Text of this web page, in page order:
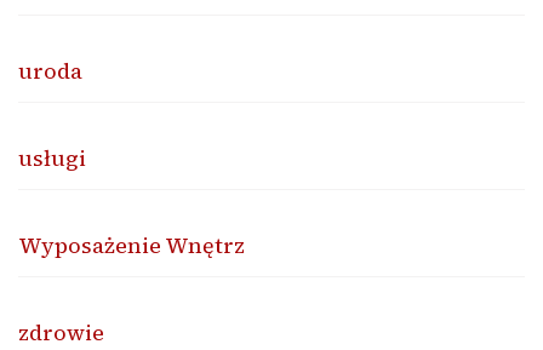
uroda
usługi
Wyposażenie Wnętrz
zdrowie